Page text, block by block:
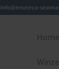
info@enoteca-